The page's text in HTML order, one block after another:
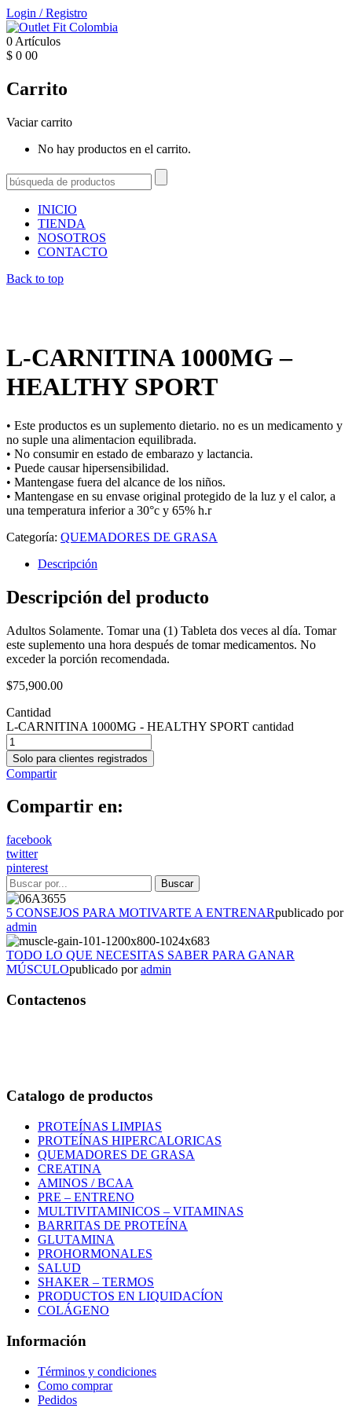
Login /Registro
0 Artículos
$ 0 00
Carrito
Vaciar carrito
No hay productos en el carrito.
INICIO
TIENDA
NOSOTROS
CONTACTO
Back to top
L-CARNITINA 1000MG –
HEALTHY SPORT
• Este productos es un suplemento dietario. no es un medicamento y
no suple una alimentacion equilibrada.
• No consumir en estado de embarazo y lactancia.
• Puede causar hipersensibilidad.
• Mantengase fuera del alcance de los niños.
• Mantengase en su envase original protegido de la luz y el calor, a
una temperatura inferior a 30°c y 65% h.r
Categoría: QUEMADORES DE GRASA
Descripción
Descripción del producto
Adultos Solamente. Tomar una (1) Tableta dos veces al día. Tomar
este suplemento una hora después de tomar medicamentos. No
exceder la porción recomendada.
$75,900.00
Cantidad
L-CARNITINA 1000MG - HEALTHY SPORT cantidad
Solo para clientes registrados
Compartir
Compartir en:
facebook
twitter
pinterest
5 CONSEJOS PARA MOTIVARTE A ENTRENARpublicado por
admin
TODO LO QUE NECESITAS SABER PARA GANAR
MÚSCULOpublicado poradmin
Contactenos
Catalogo de productos
PROTEÍNAS LIMPIAS
PROTEÍNAS HIPERCALORICAS
QUEMADORES DE GRASA
CREATINA
AMINOS / BCAA
PRE – ENTRENO
MULTIVITAMINICOS – VITAMINAS
BARRITAS DE PROTEÍNA
GLUTAMINA
PROHORMONALES
SALUD
SHAKER – TERMOS
PRODUCTOS EN LIQUIDACÍON
COLÁGENO
Información
Términos y condiciones
Como comprar
Pedidos